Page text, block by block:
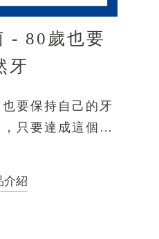
- 80歲也要
牙
也要保持自己的牙
只要達成這個目
介紹